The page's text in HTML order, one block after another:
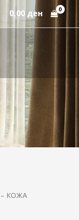
0,00 ден
– КОЖА